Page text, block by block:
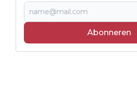
Abonneren